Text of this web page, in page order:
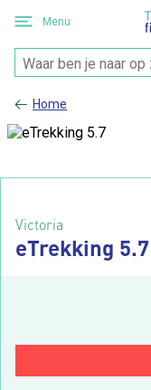
Menu
Home
Victoria
eTrekking 5.7